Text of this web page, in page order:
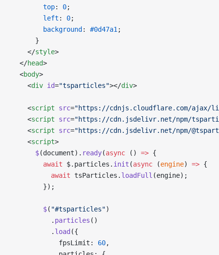
        top
: 0;
        left
: 0;
        background
: #0d47a1 ;
      }
    </
style>
  </
head>
  <
body>
    <
div id="tsparticles"></div>
    <
script src="https://cdnjs.cloudflare.com/ajax/
    <
script src="https://cdn.jsdelivr.net/npm/
    <
script src="https://cdn.jsdelivr.net/npm/
    <
script>
      $
(document). ready(async () => {
        await
$.particles. init (async (engine) => {
          await
tsParticles. loadFull (engine);
        });
        $
( "#tsparticles")
          .
particles ()
          .
load ({
            fpsLimit:
60,